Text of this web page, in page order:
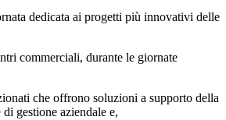
dedicata ai progetti più innovativi delle
commerciali, durante le giornate
che offrono soluzioni a supporto della
gestione aziendale e,